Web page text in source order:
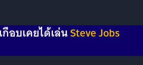
เกือบเคยได้เล่นSteve Jobs